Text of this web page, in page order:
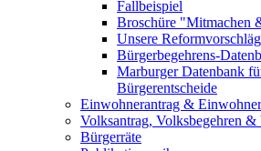
Fallbeispiel
Broschüre "Mitmachen
Unsere
Bürgerbegehrens-
Marburger Datenbank
Bürgerentscheide
Einwohnerantrag &
Volksantrag, Volksbegehren &
Bürgerräte